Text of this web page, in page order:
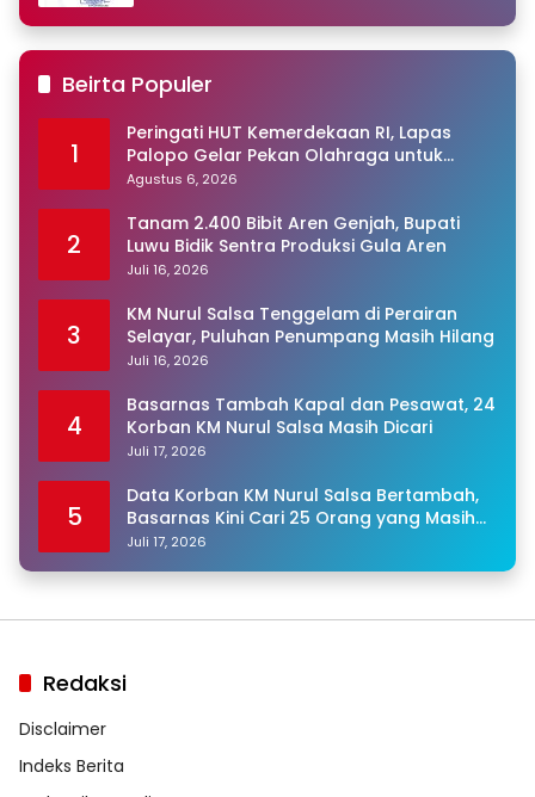
Beirta Populer
1
Peringati HUT Kemerdekaan RI, Lapas
Palopo Gelar Pekan Olahraga untuk
Warga Binaan
Agustus 6, 2026
2
Tanam 2.400 Bibit Aren Genjah, Bupati
Luwu Bidik Sentra Produksi Gula Aren
Juli 16, 2026
3
KM Nurul Salsa Tenggelam di Perairan
Selayar, Puluhan Penumpang Masih Hilang
Juli 16, 2026
4
Basarnas Tambah Kapal dan Pesawat, 24
Korban KM Nurul Salsa Masih Dicari
Juli 17, 2026
5
Data Korban KM Nurul Salsa Bertambah,
Basarnas Kini Cari 25 Orang yang Masih
Hilang
Juli 17, 2026
Redaksi
Disclaimer
Indeks Berita